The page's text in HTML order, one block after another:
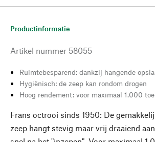
Productinformatie
Artikel nummer 58055
Ruimtebesparend: dankzij hangende
Hygiënisch: de zeep kan rondom drogen
Hoog rendement: voor maximaal 1.000
Frans octrooi sinds 1950: De
zeep hangt stevig maar vrij draaiend